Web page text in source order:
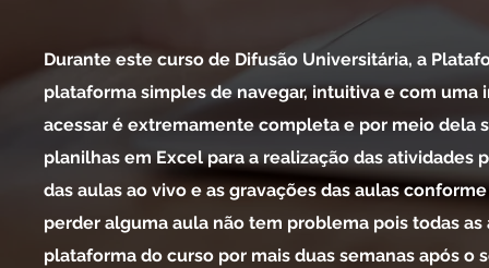
Durante este curso de Difusão Universitária, a
plataforma simples de navegar, intuitiva e com
acessar é extremamente completa e por meio dela
planilhas em Excel para a realização das
das aulas ao vivo e as gravações das aulas
perder alguma aula não tem problema pois todas
plataforma do curso por mais duas semanas após o